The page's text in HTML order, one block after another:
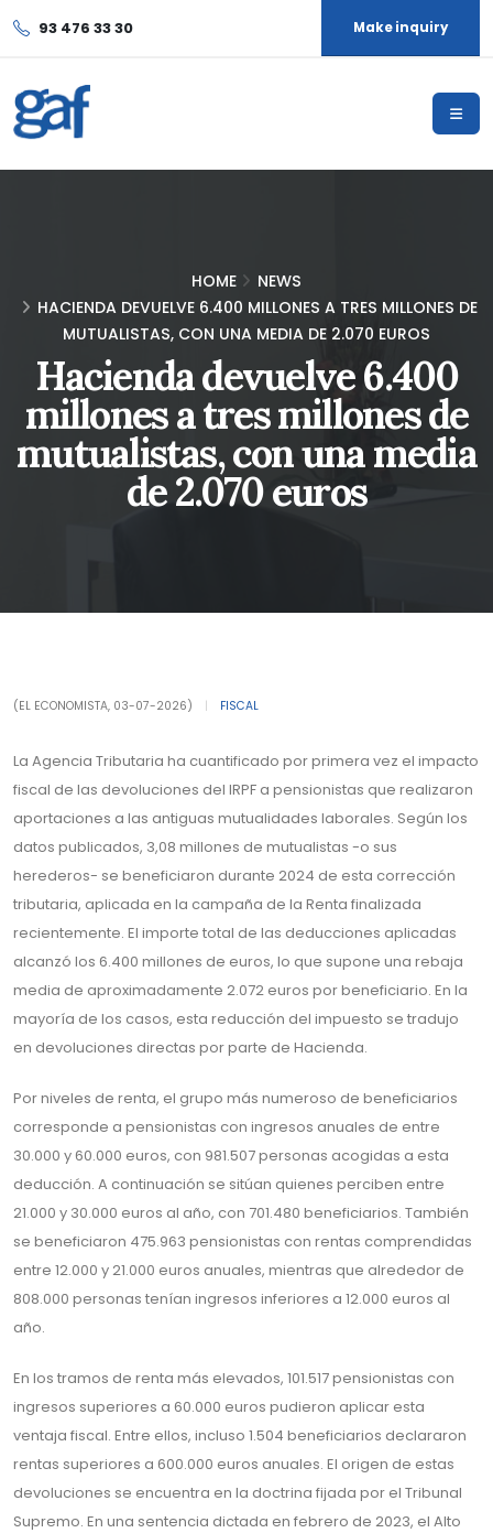
93 476 33 30 Make inquiry
HOME
NEWS
HACIENDA DEVUELVE 6.400 MILLONES A TRES MILLONES DE
MUTUALISTAS, CON UNA MEDIA DE 2.070 EUROS
Hacienda devuelve 6.400
millones a tres millones de
mutualistas, con una media
de 2.070 euros
(EL ECONOMISTA, 03-07-2026) FISCAL
La Agencia Tributaria ha cuantificado por primera vez el impacto
fiscal de las devoluciones del IRPF a pensionistas que realizaron
aportaciones a las antiguas mutualidades laborales. Según los
datos publicados, 3,08 millones de mutualistas -o sus
herederos- se beneficiaron durante 2024 de esta corrección
tributaria, aplicada en la campaña de la Renta finalizada
recientemente. El importe total de las deducciones aplicadas
alcanzó los 6.400 millones de euros, lo que supone una rebaja
media de aproximadamente 2.072 euros por beneficiario. En la
mayoría de los casos, esta reducción del impuesto se tradujo
en devoluciones directas por parte de Hacienda.
Por niveles de renta, el grupo más numeroso de beneficiarios
corresponde a pensionistas con ingresos anuales de entre
30.000 y 60.000 euros, con 981.507 personas acogidas a esta
deducción. A continuación se sitúan quienes perciben entre
21.000 y 30.000 euros al año, con 701.480 beneficiarios. También
se beneficiaron 475.963 pensionistas con rentas comprendidas
entre 12.000 y 21.000 euros anuales, mientras que alrededor de
808.000 personas tenían ingresos inferiores a 12.000 euros al
año.
En los tramos de renta más elevados, 101.517 pensionistas con
ingresos superiores a 60.000 euros pudieron aplicar esta
ventaja fiscal. Entre ellos, incluso 1.504 beneficiarios declararon
rentas superiores a 600.000 euros anuales. El origen de estas
devoluciones se encuentra en la doctrina fijada por el Tribunal
Supremo. En una sentencia dictada en febrero de 2023, el Alto